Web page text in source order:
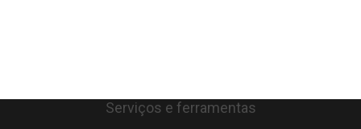
Serviços e ferramentas